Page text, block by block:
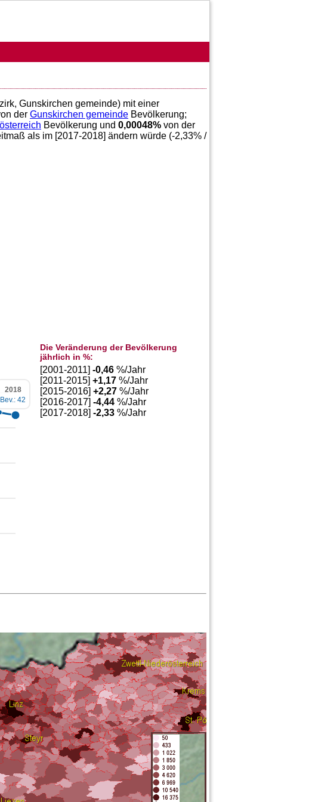
Gunskirchen gemeinde) mit einer
der Gunskirchen gemeinde Bevölkerung;
Bevölkerung und 0,00048% von der
als im [2017-2018] ändern würde (-2,33% /
2018
Bev.: 42
Die Veränderung der Bevölkerung
jährlich in %:
[2001-2011]-0,46 %/Jahr
[2011-2015]+1,17 %/Jahr
[2015-2016]+2,27 %/Jahr
[2016-2017]-4,44 %/Jahr
[2017-2018]-2,33 %/Jahr